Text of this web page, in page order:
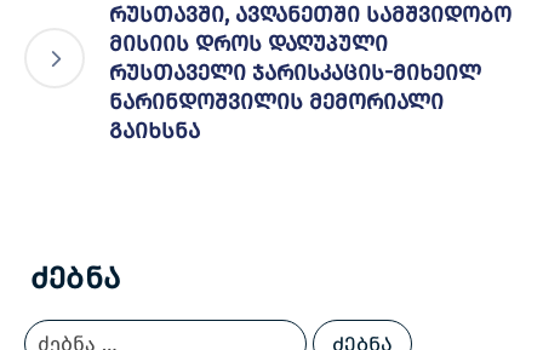
რუსთავში, ავღანეთში სამშვიდობო
მისიის დროს დაღუპული
რუსთაველი ჯარისკაცის-მიხეილ
ნარინდოშვილის მემორიალი
გაიხსნა
Ძებნა